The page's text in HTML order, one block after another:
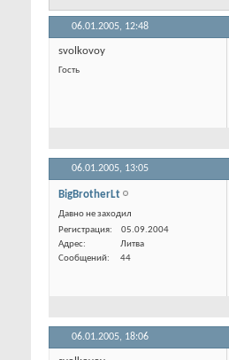
06.01.2005, 12:48
svolkovoy
Гость
06.01.2005, 13:05
BigBrotherLt
Давно не заходил
Сообщений
44